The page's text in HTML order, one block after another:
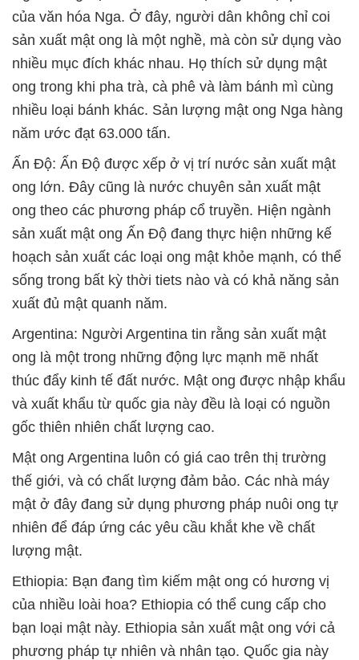
của văn hóa Nga. Ở đây, người dân không chỉ coi
sản xuất mật ong là một nghề, mà còn sử dụng vào
nhiều mục đích khác nhau. Họ thích sử dụng mật
ong trong khi pha trà, cà phê và làm bánh mì cùng
nhiều loại bánh khác. Sản lượng mật ong Nga hàng
năm ước đạt 63.000 tấn.
Ấn Độ: Ấn Độ được xếp ở vị trí nước sản xuất mật
ong lớn. Đây cũng là nước chuyên sản xuất mật
ong theo các phương pháp cổ truyền. Hiện ngành
sản xuất mật ong Ấn Độ đang thực hiện những kế
hoạch sản xuất các loại ong mật khỏe mạnh, có thể
sống trong bất kỳ thời tiets nào và có khả năng sản
xuất đủ mật quanh năm.
Argentina: Người Argentina tin rằng sản xuất mật
ong là một trong những động lực mạnh mẽ nhất
thúc đẩy kinh tế đất nước. Mật ong được nhập khẩu
và xuất khẩu từ quốc gia này đều là loại có nguồn
gốc thiên nhiên chất lượng cao.
Mật ong Argentina luôn có giá cao trên thị trường
thế giới, và có chất lượng đảm bảo. Các nhà máy
mật ở đây đang sử dụng phương pháp nuôi ong tự
nhiên để đáp ứng các yêu cầu khắt khe về chất
lượng mật.
Ethiopia: Bạn đang tìm kiếm mật ong có hương vị
của nhiều loài hoa? Ethiopia có thể cung cấp cho
bạn loại mật này. Ethiopia sản xuất mật ong với cả
phương pháp tự nhiên và nhân tạo. Quốc gia này